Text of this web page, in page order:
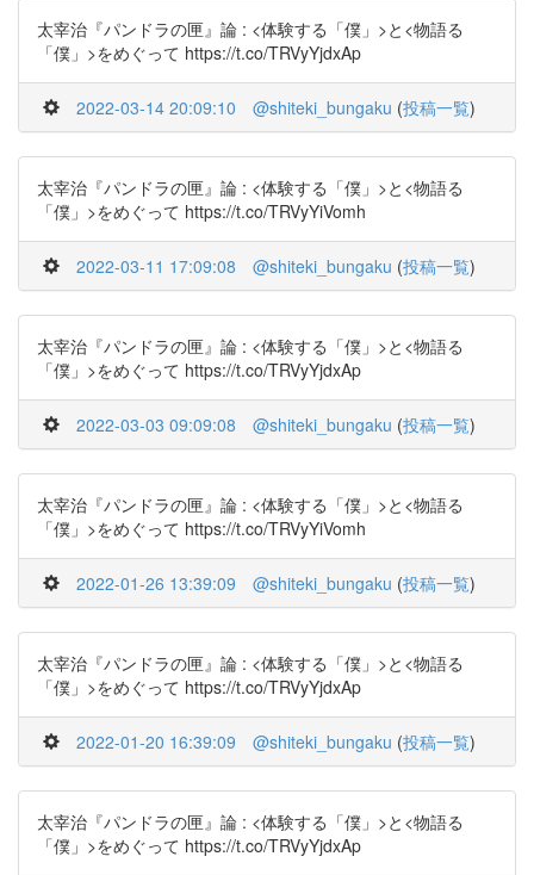
太宰治『パンドラの匣』論 : <体験する「僕」>と<物語る
「僕」>をめぐって https://t.co/TRVyYjdxAp
2022-03-14 20:09:10 @shiteki_bungaku (投稿一覧)
太宰治『パンドラの匣』論 : <体験する「僕」>と<物語る
「僕」>をめぐって https://t.co/TRVyYiVomh
2022-03-11 17:09:08 @shiteki_bungaku (投稿一覧)
太宰治『パンドラの匣』論 : <体験する「僕」>と<物語る
「僕」>をめぐって https://t.co/TRVyYjdxAp
2022-03-03 09:09:08 @shiteki_bungaku (投稿一覧)
太宰治『パンドラの匣』論 : <体験する「僕」>と<物語る
「僕」>をめぐって https://t.co/TRVyYiVomh
2022-01-26 13:39:09 @shiteki_bungaku (投稿一覧)
太宰治『パンドラの匣』論 : <体験する「僕」>と<物語る
「僕」>をめぐって https://t.co/TRVyYjdxAp
2022-01-20 16:39:09 @shiteki_bungaku (投稿一覧)
太宰治『パンドラの匣』論 : <体験する「僕」>と<物語る
「僕」>をめぐって https://t.co/TRVyYjdxAp